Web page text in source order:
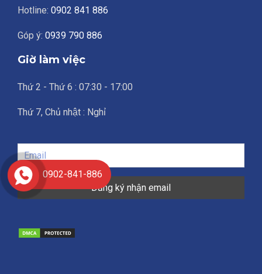
Hotline: 0902 841 886
Góp ý: 0939 790 886
Giờ làm việc
Thứ 2 - Thứ 6 : 07:30 - 17:00
Thứ 7, Chủ nhật : Nghỉ
0902-841-886